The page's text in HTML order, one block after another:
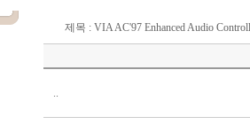
제목 : VIA AC'97 Enhanced Audio
..